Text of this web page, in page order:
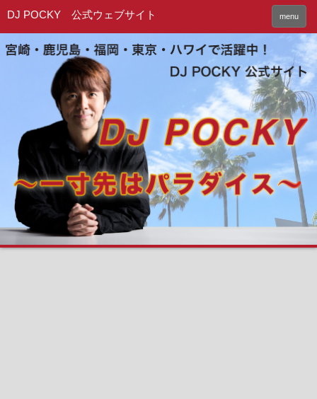
menu
DJ POCKY 公式ウェブサイト